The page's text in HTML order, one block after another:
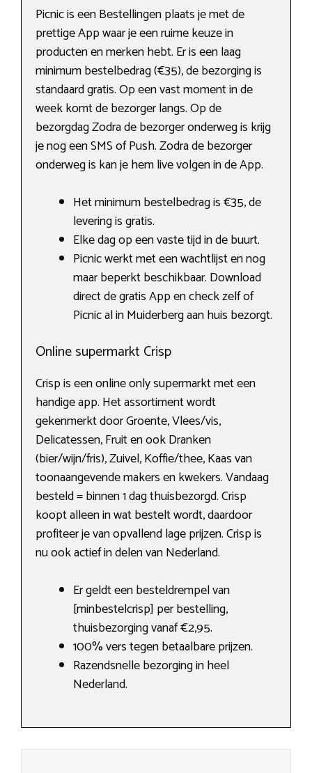
Picnic is een Bestellingen plaats je met de
prettige App waar je een ruime keuze in
producten en merken hebt. Er is een laag
minimum bestelbedrag (€35), de bezorging is
standaard gratis. Op een vast moment in de
week komt de bezorger langs. Op de
bezorgdag Zodra de bezorger onderweg is krijg
je nog een SMS of Push. Zodra de bezorger
onderweg is kan je hem live volgen in de App.
Het minimum bestelbedrag is €35, de
levering is gratis.
Elke dag op een vaste tijd in de buurt.
Picnic werkt met een wachtlijst en nog
maar beperkt beschikbaar. Download
direct de gratis App en check zelf of
Picnic al in Muiderberg aan huis bezorgt.
Online supermarkt Crisp
Crisp is een online only supermarkt met een
handige app. Het assortiment wordt
gekenmerkt door Groente, Vlees/vis,
Delicatessen, Fruit en ook Dranken
(bier/wijn/fris), Zuivel, Koffie/thee, Kaas van
toonaangevende makers en kwekers. Vandaag
besteld = binnen 1 dag thuisbezorgd. Crisp
koopt alleen in wat bestelt wordt, daardoor
profiteer je van opvallend lage prijzen. Crisp is
nu ook actief in delen van Nederland.
Er geldt een besteldrempel van
[minbestelcrisp] per bestelling,
thuisbezorging vanaf €2,95.
100% vers tegen betaalbare prijzen.
Razendsnelle bezorging in heel
Nederland.